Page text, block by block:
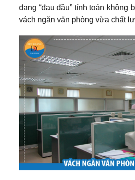
đang “đau đầu” tính toán không
vách ngăn văn phòng vừa chất